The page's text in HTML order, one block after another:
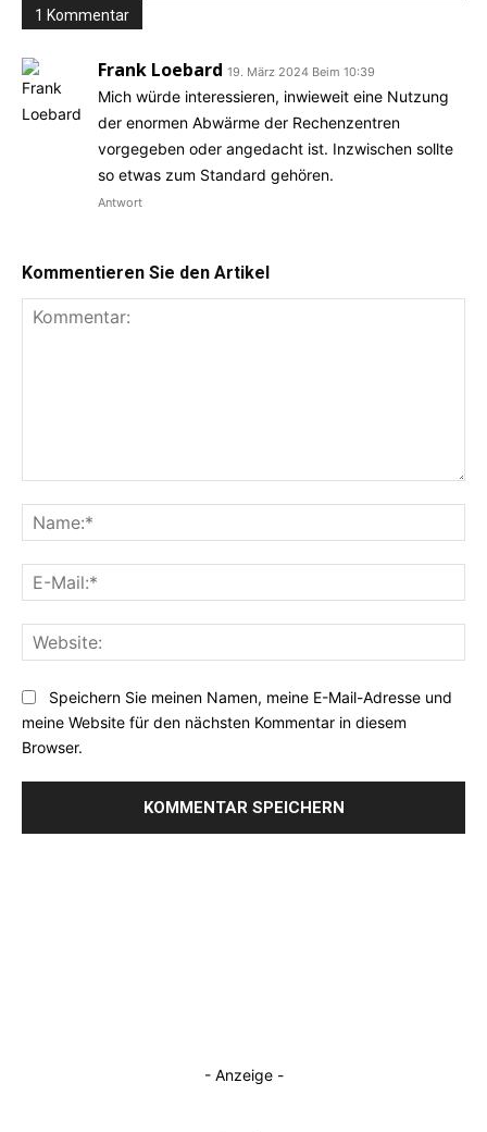
- Anzeige -
1 Kommentar
Frank Loebard 19. März 2024 Beim 10:39
Mich würde interessieren, inwieweit eine Nutzung
der enormen Abwärme der Rechenzentren
vorgegeben oder angedacht ist. Inzwischen sollte
so etwas zum Standard gehören.
Antwort
Kommentieren Sie den Artikel
Speichern Sie meinen Namen, meine E-Mail-Adresse und
meine Website für den nächsten Kommentar in diesem
Browser.